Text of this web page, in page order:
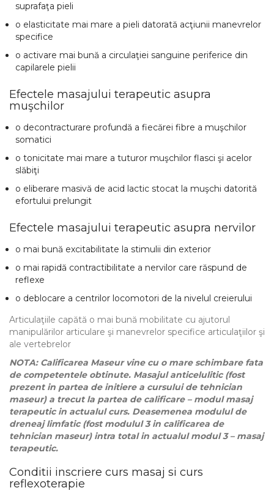
suprafaţa pieli
o elasticitate mai mare a pieli datorată acţiunii manevrelor
specifice
o activare mai bună a circulaţiei sanguine periferice din
capilarele pielii
Efectele masajului terapeutic asupra
muşchilor
o decontracturare profundă a fiecărei fibre a muşchilor
somatici
o tonicitate mai mare a tuturor muşchilor flasci şi acelor
slăbiţi
o eliberare masivă de acid lactic stocat la muşchi datorită
efortului prelungit
Efectele masajului terapeutic asupra nervilor
o mai bună excitabilitate la stimulii din exterior
o mai rapidă contractibilitate a nervilor care răspund de
reflexe
o deblocare a centrilor locomotori de la nivelul creierului
Articulaţiile capătă o mai bună mobilitate cu ajutorul
manipulărilor articulare şi manevrelor specifice articulaţiilor şi
ale vertebrelor
NOTA: Calificarea Maseur vine cu o mare schimbare fata
de competentele obtinute. Masajul anticelulitic (fost
prezent in partea de initiere a cursului de tehnician
maseur) a trecut la partea de calificare – modul masaj
terapeutic in actualul curs. Deasemenea modulul de
dreneaj limfatic (fost modulul 3 in calificarea de
tehnician maseur) intra total in actualul modul 3 – masaj
terapeutic.
Conditii inscriere curs masaj si curs
reflexoterapie